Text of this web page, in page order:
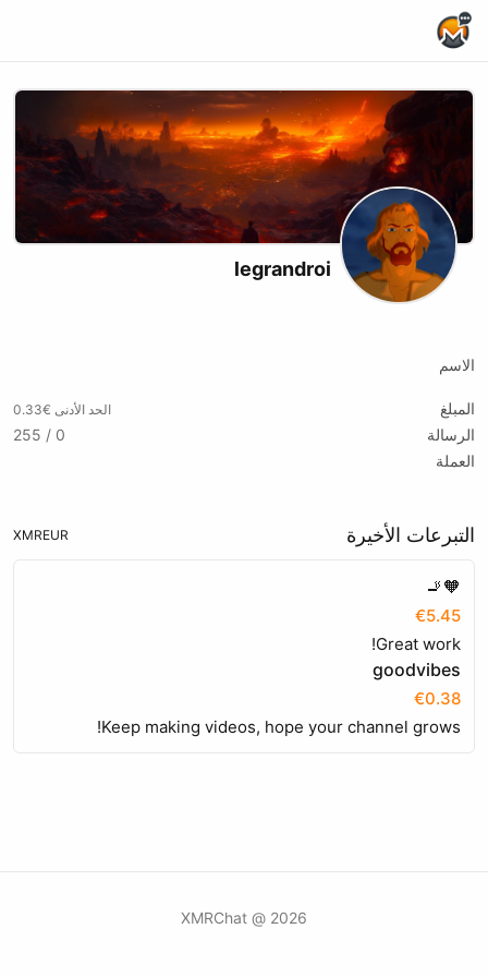
legrandroi
الاسم
المبلغ الحد الأدنى €0.33
الرسالة
0 / 255
العملة
التبرعات الأخيرة EUR
XMR
🧡🚬
€5.45
Great work!
goodvibes
€0.38
Keep making videos, hope your channel grows!
2026 @ XMRChat